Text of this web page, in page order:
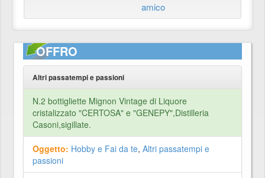
amico
OFFRO
Altri passatempi e passioni
N.2 bottigliette Mignon Vintage di Liquore
cristalizzato "CERTOSA" e "GENEPY",Distilleria
Casoni,sigillate.
Oggetto: Hobby e Fai da te, Altri passatempi e
passioni